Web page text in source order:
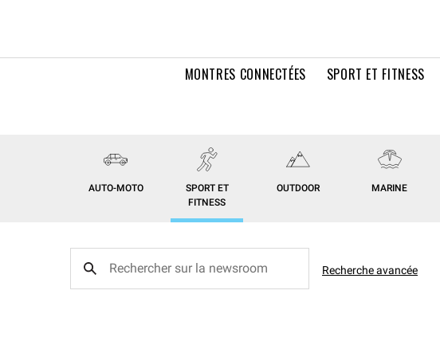
MONTRES CONNECTÉES SPORT ET FITNESS
AUTO-MOTO
SPORT ET
FITNESS
OUTDOOR MARINE
Recherche avancée